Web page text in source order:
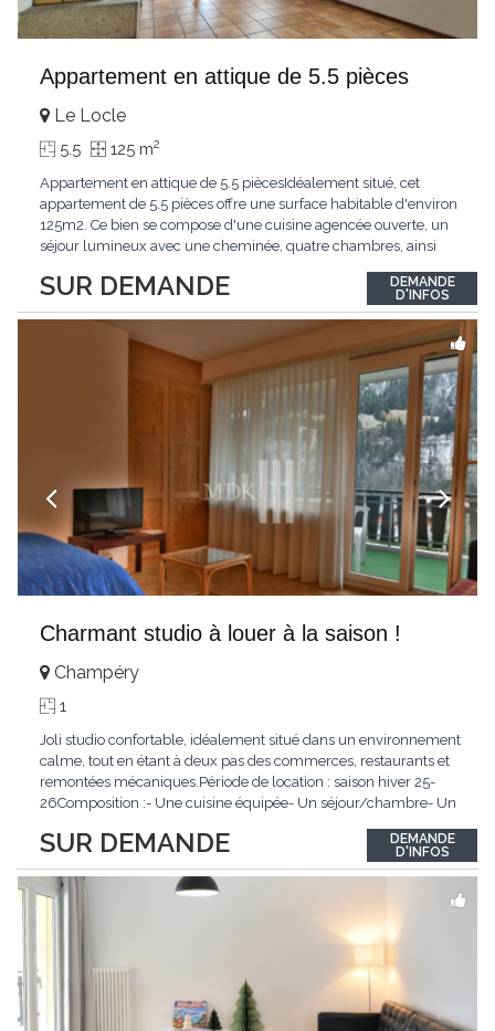
Appartement en attique de 5.5 pièces
SUR DEMANDE
Le Locle
5.5 125 m2
Appartement en attique de 5.5 piècesIdéalement situé, cet
appartement de 5.5 pièces offre une surface habitable d'environ
125m2. Ce bien se compose d'une cuisine agencée ouverte, un
séjour lumineux avec une cheminée, quatre chambres, ainsi
DEMANDE
D'INFOS
Charmant studio à louer à la saison !
SUR DEMANDE
Champéry
1
Joli studio confortable, idéalement situé dans un environnement
calme, tout en étant à deux pas des commerces, restaurants et
remontées mécaniques.Période de location : saison hiver 25-
26Composition :- Une cuisine équipée- Un séjour/chambre- Un
fumeurAnimaux non admisLoyer mensuel : CHF
1'000.00N'hésitez pas à nous contacter !
DEMANDE
D'INFOS